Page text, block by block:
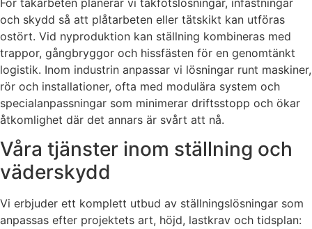
och skydd så att plåtarbeten eller tätskikt kan utföras
ostört. Vid nyproduktion kan ställning kombineras med
trappor, gångbryggor och hissfästen för en genomtänkt
logistik. Inom industrin anpassar vi lösningar runt maskiner,
rör och installationer, ofta med modulära system och
specialanpassningar som minimerar driftsstopp och ökar
åtkomlighet där det annars är svårt att nå.
Våra tjänster inom ställning och
väderskydd
Vi erbjuder ett komplett utbud av ställningslösningar som
anpassas efter projektets art, höjd, lastkrav och tidsplan: